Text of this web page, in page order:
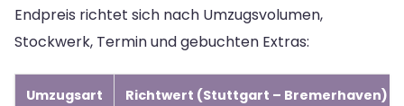
Endpreis richtet sich nach Umzugsvolumen,
Stockwerk, Termin und gebuchten Extras:
Umzugsart Richtwert (Stuttgart – Bremer­haven)